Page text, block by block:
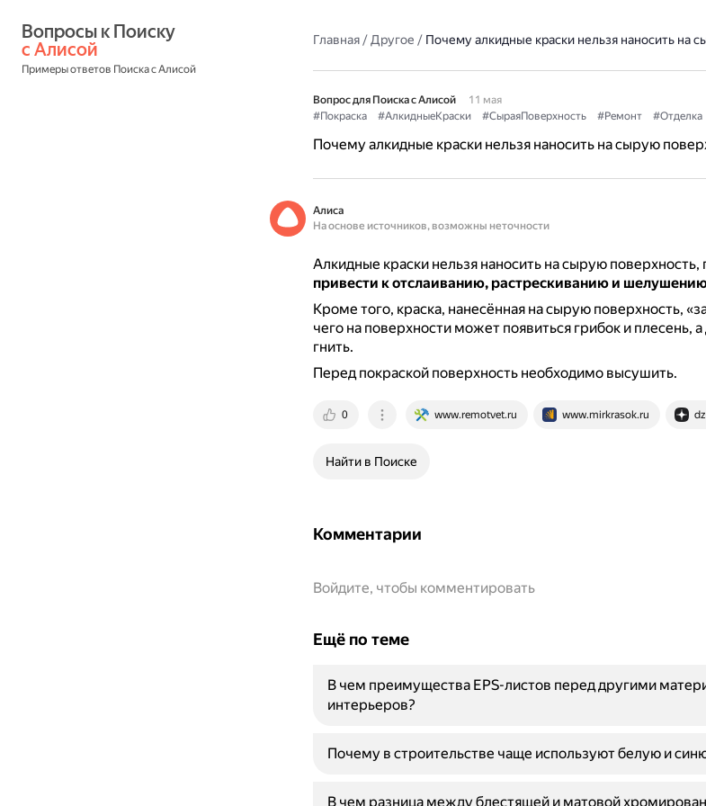
с Алисой
Примеры ответов Поиска с Алисой
Главная/Другое / Почему алкидные краски нельзя наносить на
Вопрос для Поиска с Алисой
11 мая
#Покраска
#АлкидныеКраски #СыраяПоверхность #Ремонт #Отделка
Почему алкидные краски нельзя наносить на сырую
Алиса
На основе источников, возможны неточности
Алкидные краски нельзя наносить на сырую поверхность,
привести к отслаиванию, растрескиванию и
Кроме того, краска, нанесённая на сырую поверхность,
чего на поверхности может появиться грибок и плесень,
гнить.
Перед покраской поверхность необходимо высушить.
0 www.remotvet.ru www.mirkrasok.ru
Найти в Поиске
Комментарии
Войдите, чтобы комментировать
Ещё по теме
В чем преимущества EPS-листов перед другими
интерьеров?
Почему в строительстве чаще используют белую и
В чем разница между блестящей и матовой